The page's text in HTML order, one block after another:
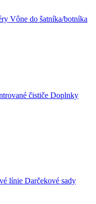
Vône do šatníka/botníka
čističe Doplnky
línie Darčekové sady